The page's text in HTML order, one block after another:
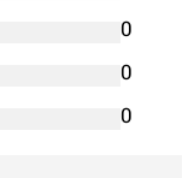
0
0
0